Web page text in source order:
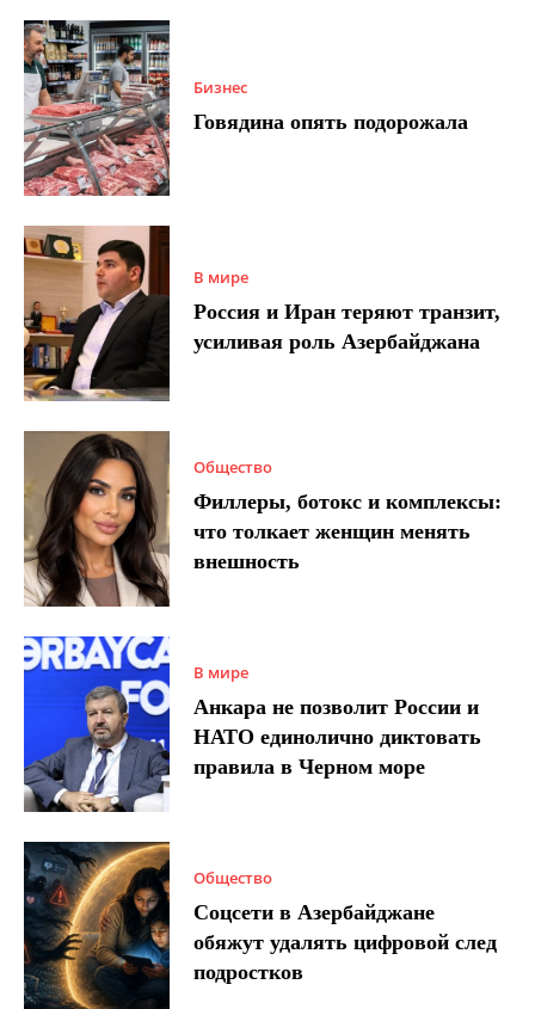
Бизнес
Говядина опять подорожала
В мире
Россия и Иран теряют транзит,
усиливая роль Азербайджана
Общество
Филлеры, ботокс и комплексы:
что толкает женщин менять
внешность
В мире
Анкара не позволит России и
НАТО единолично диктовать
правила в Черном море
Общество
Соцсети в Азербайджане
обяжут удалять цифровой след
подростков